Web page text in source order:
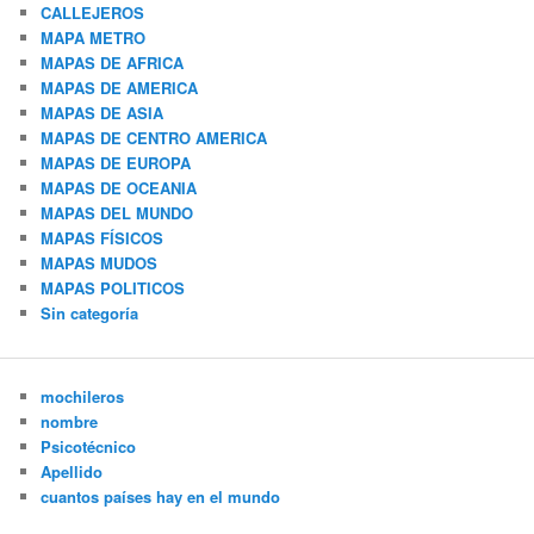
CALLEJEROS
MAPA METRO
MAPAS DE AFRICA
MAPAS DE AMERICA
MAPAS DE ASIA
MAPAS DE CENTRO AMERICA
MAPAS DE EUROPA
MAPAS DE OCEANIA
MAPAS DEL MUNDO
MAPAS FÍSICOS
MAPAS MUDOS
MAPAS POLITICOS
Sin categoría
mochileros
nombre
Psicotécnico
Apellido
cuantos países hay en el mundo